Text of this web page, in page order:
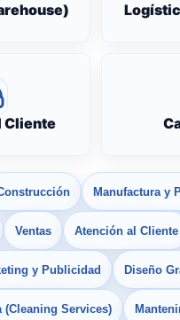
Cliente
Manufactura y
Ventas Atención al Cliente
y Publicidad Diseño
(Cleaning Services)